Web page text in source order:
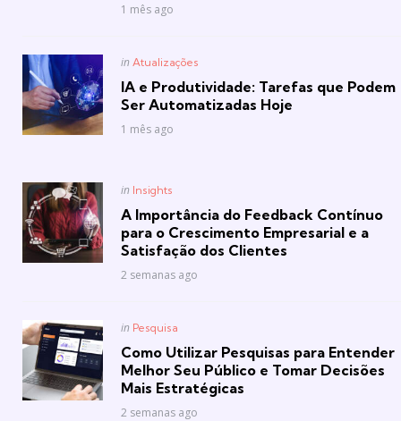
1 mês ago
Posted
in Atualizações
IA e Produtividade: Tarefas que Podem
Ser Automatizadas Hoje
1 mês ago
Posted
in Insights
A Importância do Feedback Contínuo
para o Crescimento Empresarial e a
Satisfação dos Clientes
2 semanas ago
Posted
in Pesquisa
Como Utilizar Pesquisas para Entender
Melhor Seu Público e Tomar Decisões
Mais Estratégicas
2 semanas ago